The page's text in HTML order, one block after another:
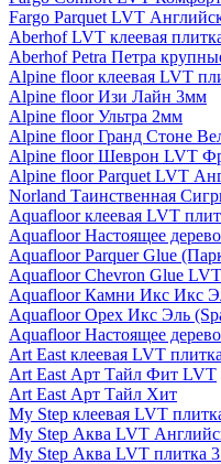
Fargo Parquet LVT
Aberhof LVT клеевая
Aberhof Petra Петра
Alpine floor клеевая LVT
Alpine floor Изи Лайн 3мм
Alpine floor Ультра 2мм
Alpine floor Гранд Стоне
Alpine floor Шеврон LVT
Alpine floor Parquet LVT
Norland Таинственная
Aquafloor клеевая LVT
Aquafloor Настоящее
Aquafloor Parquer Glue
Aquafloor Chevron Glue
Aquafloor Камни Икс Икс
Aquafloor Орех Икс Эль
Aquafloor Настоящее
Art East клеевая LVT плитка
Art East Арт Тайл Фит LVT
Art East Арт Тайл Хит
My Step клеевая LVT
My Step Аква LVT
My Step Аква LVT плитка